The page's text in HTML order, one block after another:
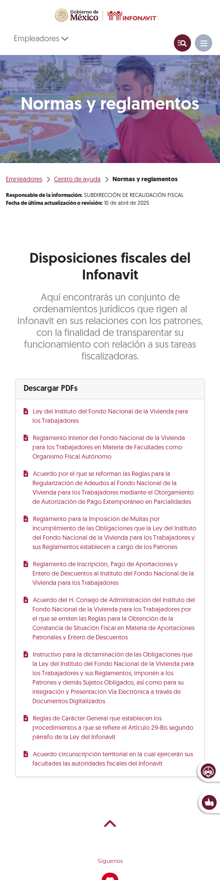
Empleadores
Normas y reglamentos
Empleadores Centro de ayuda Normas y reglamentos
Responsable de la información: SUBDIRECCIÓN DE RECAUDACIÓN FISCAL
Fecha de última actualización o revisión: 10 de abril de 2025
Disposiciones fiscales del
Infonavit
Aquí encontrarás un conjunto de
ordenamientos jurídicos que rigen al
Infonavit en sus relaciones con los patrones,
con la finalidad de transparentar su
funcionamiento con relación a sus tareas
fiscalizadoras.
Descargar PDFs
Ley del Instituto del Fondo Nacional de la Vivienda para
los Trabajadores
Reglamento Interior del Fondo Nacional de la Vivienda
para los Trabajadores en Materia de Facultades como
Organismo Fiscal Autónomo
Acuerdo por el que se reforman las Reglas para la
Regularización de Adeudos al Fondo Nacional de la
Vivienda para los Trabajadores mediante el Otorgamiento
de Autorización de Pago Extemporáneo en Parcialidades
Reglamento para la Imposición de Multas por
Incumplimiento de las Obligaciones que la Ley del Instituto
del Fondo Nacional de la Vivienda para los Trabajadores y
sus Reglamentos establecen a cargo de los Patrones
Reglamento de Inscripción, Pago de Aportaciones y
Entero de Descuentos al Instituto del Fondo Nacional de la
Vivienda para los Trabajadores
Acuerdo del H. Consejo de Administración del Instituto del
Fondo Nacional de la Vivienda para los Trabajadores por
el que se emiten las Reglas para la Obtención de la
Constancia de Situación Fiscal en Materia de Aportaciones
Patronales y Entero de Descuentos
Instructivo para la dictaminación de las Obligaciones que
la Ley del Instituto del Fondo Nacional de la Vivienda para
los Trabajadores y sus Reglamentos, imponen a los
Patrones y demás Sujetos Obligados, así como para su
integración y Presentación Vía Electrónica a través de
Documentos Digitalizados
Reglas de Carácter General que establecen los
procedimientos a que se refiere el Artículo 29-Bis segundo
párrafo de la Ley del Infonavit
Acuerdo circunscripción territorial en la cual ejercerán sus
facultades las autoridades fiscales del Infonavit
Síguenos